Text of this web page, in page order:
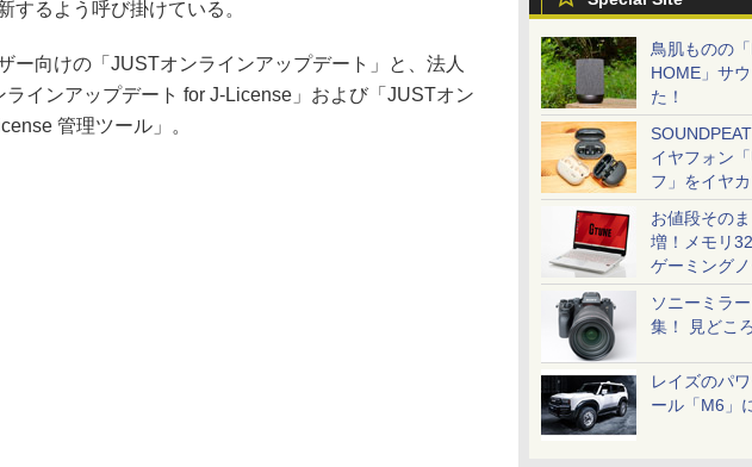
鳥肌ものの
HOME」サ
た！
イヤフォン
フ」をイヤ
お値段その
増！メモリ
ゲーミングノ
ソニーミラ
集！ 見どこ
レイズのパ
ール「M6」
するよう呼び掛けている。
向けの「JUSTオンラインアップデート」と、法人
インアップデート for J-License」および「JUSTオン
管理ツール」。